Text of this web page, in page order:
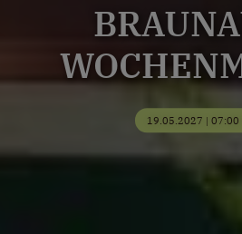
19.05.2027 | 07:00